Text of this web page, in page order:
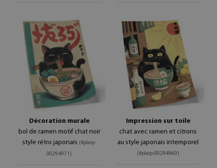
Décoration murale
bol de ramen motif chat noir
style rétro japonais (#plaip-
00294971)
Impression sur toile
chat avec ramen et citrons
au style japonais intemporel
(#plaip-00294969)